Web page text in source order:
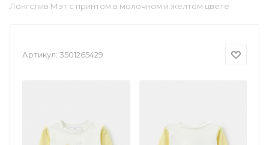
Лонгслив Мэт с принтом в молочном и желтом цвете
Артикул: 3501265429